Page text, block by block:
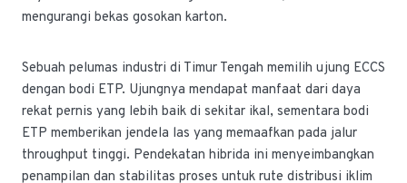
mengurangi bekas gosokan karton.
Sebuah pelumas industri di Timur Tengah memilih ujung ECCS
dengan bodi ETP. Ujungnya mendapat manfaat dari daya
rekat pernis yang lebih baik di sekitar ikal, sementara bodi
ETP memberikan jendela las yang memaafkan pada jalur
throughput tinggi. Pendekatan hibrida ini menyeimbangkan
penampilan dan stabilitas proses untuk rute distribusi iklim